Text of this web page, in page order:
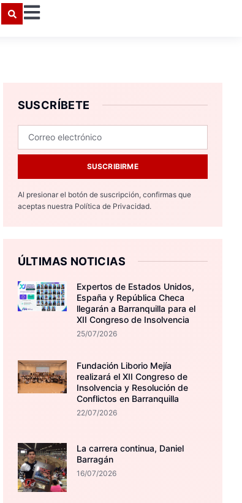
SUSCRÍBETE
SUSCRIBIRME
Al presionar el botón de suscripción, confirmas que
aceptas nuestra Política de Privacidad.
ÚLTIMAS NOTICIAS
Expertos de Estados Unidos,
España y República Checa
llegarán a Barranquilla para el
XII Congreso de Insolvencia
25/07/2026
Fundación Liborio Mejía
realizará el XII Congreso de
Insolvencia y Resolución de
Conflictos en Barranquilla
22/07/2026
La carrera continua, Daniel
Barragán
16/07/2026